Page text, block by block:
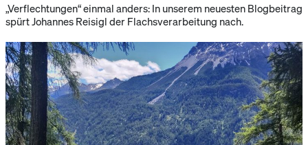
„Verflechtungen“ einmal anders: In unserem neuesten Blogbeitrag
spürt Johannes Reisigl der Flachsverarbeitung nach.